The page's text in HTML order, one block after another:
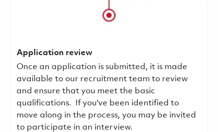
Application review
Once an application is submitted, it is made
available to our recruitment team to review
and ensure that you meet the basic
qualifications.
If you've been identified to
move along in the process, you may be invited
to participate in an interview.